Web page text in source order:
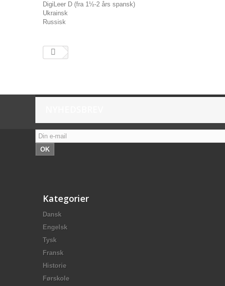
DigiLeer D (fra 1½-2 års spansk)
Ukrainsk
Russisk
OK
Kategorier
Dansk
Engelsk
Tysk
Fransk
Historie
Førskole